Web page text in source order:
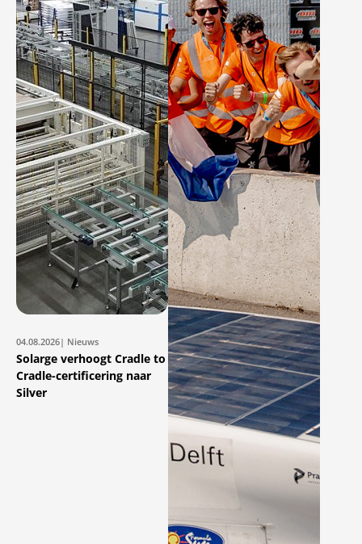
04.08.2026| Nieuws
Solarge verhoogt Cradle to
Cradle-certificering naar
Silver